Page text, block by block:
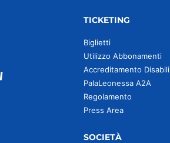
TICKETING
Biglietti
Utilizzo Abbonamenti
Accreditamento Disabili
PalaLeonessa A2A
Regolamento
Press Area
SOCIETÀ